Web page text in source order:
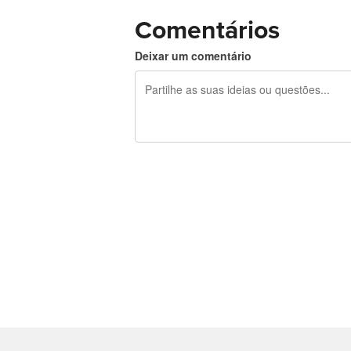
Comentários
Deixar um comentário